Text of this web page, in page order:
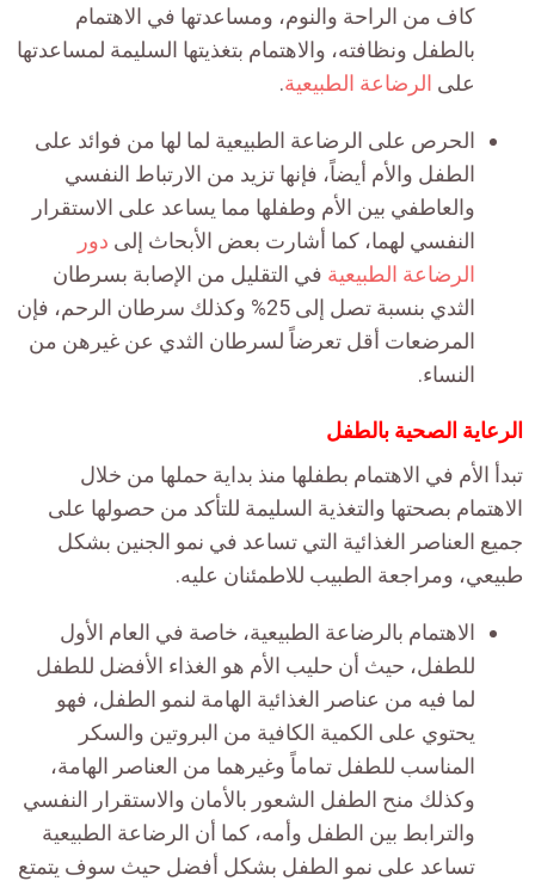
كاف من الراحة والنوم، ومساعدتها في الاهتمام
بالطفل ونظافته، والاهتمام بتغذيتها السليمة لمساعدتها
على الرضاعة الطبيعية.
الحرص على الرضاعة الطبيعية لما لها من فوائد على
الطفل والأم أيضاً، فإنها تزيد من الارتباط النفسي
والعاطفي بين الأم وطفلها مما يساعد على الاستقرار
النفسي لهما، كما أشارت بعض الأبحاث إلى دور
الرضاعة الطبيعية في التقليل من الإصابة بسرطان
الثدي بنسبة تصل إلى 25% وكذلك سرطان الرحم، فإن
المرضعات أقل تعرضاً لسرطان الثدي عن غيرهن من
النساء.
الرعاية الصحية بالطفل
تبدأ الأم في الاهتمام بطفلها منذ بداية حملها من خلال
الاهتمام بصحتها والتغذية السليمة للتأكد من حصولها على
جميع العناصر الغذائية التي تساعد في نمو الجنين بشكل
طبيعي، ومراجعة الطبيب للاطمئنان عليه.
الاهتمام بالرضاعة الطبيعية، خاصة في العام الأول
للطفل، حيث أن حليب الأم هو الغذاء الأفضل للطفل
لما فيه من عناصر الغذائية الهامة لنمو الطفل، فهو
يحتوي على الكمية الكافية من البروتين والسكر
المناسب للطفل تماماً وغيرهما من العناصر الهامة،
وكذلك منح الطفل الشعور بالأمان والاستقرار النفسي
والترابط بين الطفل وأمه، كما أن الرضاعة الطبيعية
تساعد على نمو الطفل بشكل أفضل حيث سوف يتمتع